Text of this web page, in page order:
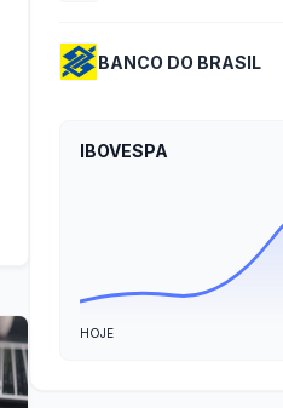
BANCO DO BRASIL
IBOVESPA
HOJE